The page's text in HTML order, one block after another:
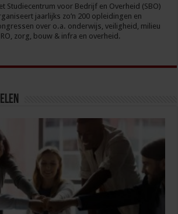
Studiecentrum voor Bedrijf en Overheid (SBO)
jaarlijks zo’n 200 opleidingen en
over o.a. onderwijs, veiligheid, milieu
zorg, bouw & infra en overheid.